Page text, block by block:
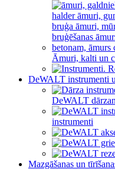
Āmuri, kalti un
DeWALT instrumenti
DeWALT
instrumenti
Mazgāšanas un